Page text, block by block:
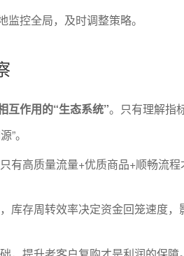
控全局，及时调整策略。
互作用的“生态系统”。只有理解指
”。
高质量流量+优质商品+顺畅流程
存周转效率决定资金回笼速度，